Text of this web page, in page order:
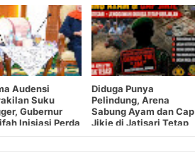
Audensi
Suku
Gubernur
Inisiasi Perda
Diduga Punya
Pelindung, Arena
Sabung Ayam dan Cap
Jikie di Jatisari Tetap